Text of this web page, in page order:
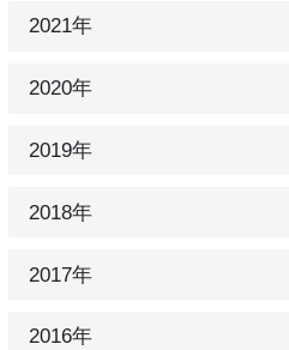
2021年
2020年
2019年
2018年
2017年
2016年